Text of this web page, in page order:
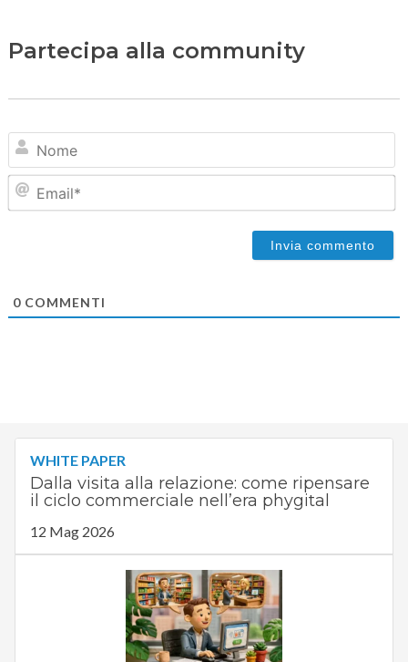
Partecipa alla community
0COMMENTI
WHITE PAPER
Dalla visita alla relazione: come ripensare
il ciclo commerciale nell’era phygital
12 Mag 2026